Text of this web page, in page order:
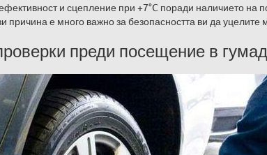
и сцепление при +7°C поради наличието на
причина е много важно за безопасността ви да
преди посещение в